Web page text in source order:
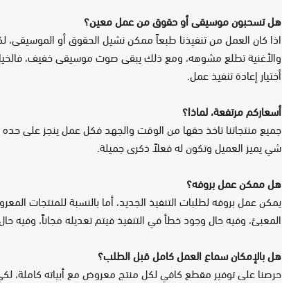
هل تسحبون موسيقى أو حقوق من عمل معين؟
اذا كان العمل من تنفيذنا طبعاً ممكن نشيل الحقوق أو
والأغنية تطلع مشوهه، ومع ذلك يبقى صوت موسيقى خفيف،
أختيار إعادة تنفيذ عمل.
أسعاركم مرتفعة، لماذا؟
جميع منتجاتنا تاخذ حقها من الوقت والجهد فكل عمل ينجز على حده
شي يميز العميل وتكون له فعلاً ذكرى جميلة.
هل ممكن عمل بروفه؟
يمكن عمل بروفه لطلبات التنفيذ الجديد، أما بالنسبة للمنتجات
المعبئ، وفيه حال وجود خطأ في التنفيذ فيتم تعديله مجاناً، وفيه
هل بالإمكان سماع العمل كامل قبل الطلب؟
حرصنا على توفير مقطع كافي لكل منتج معروض مع أبياته كاملة،